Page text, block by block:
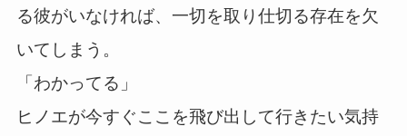
る彼がいなければ、一切を取り仕切る存在を欠
いてしまう。
「わかってる」
ヒノエが今すぐここを飛び出して行きたい気持